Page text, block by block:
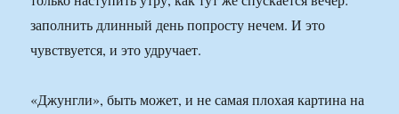
заполнить длинный день попросту нечем. И это
чувствуется, и это удручает.
«Джунгли», быть может, и не самая плохая картина на